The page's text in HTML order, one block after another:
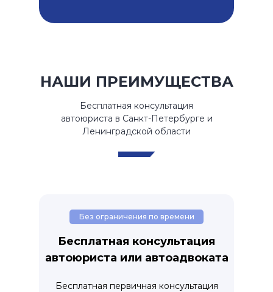
НАШИ ПРЕИМУЩЕСТВА
Бесплатная консультация
автоюриста в Санкт-Петербурге и
Ленинградской области
Бесплатная консультация
автоюриста или автоадвоката
Бесплатная первичная консультация
Без ограничения по времени